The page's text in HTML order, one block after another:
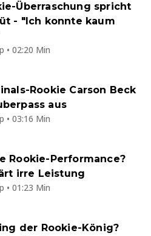
Überraschung spricht
- "Ich konnte kaum
• 02:20 Min
Rookie Carson Beck
aus
• 03:16 Min
Rookie-Performance?
irre Leistung
• 01:23 Min
der Rookie-König?